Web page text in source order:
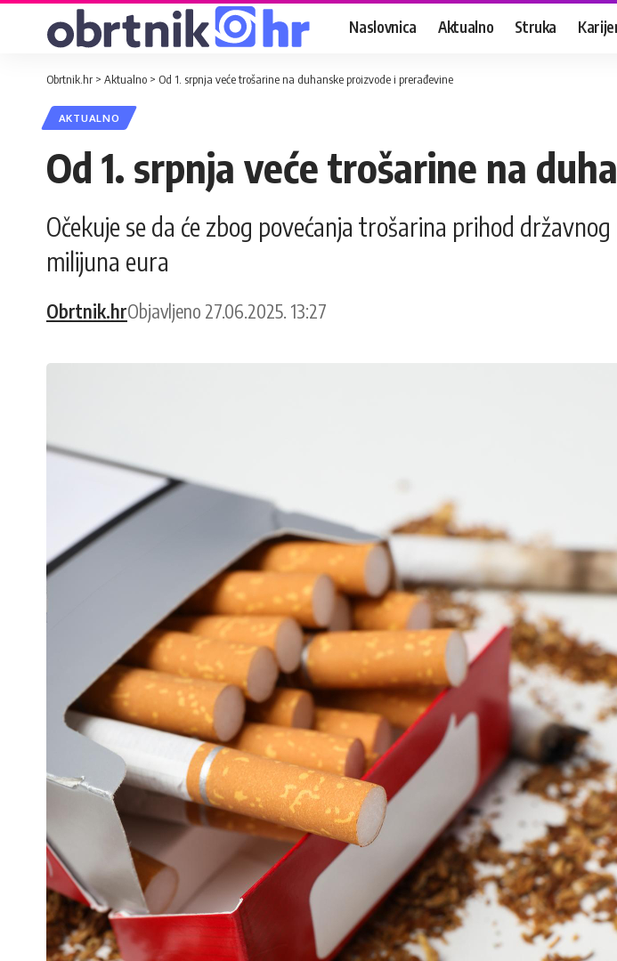
Naslovnica Aktualno Struka
Obrtnik.hr > Aktualno > Od 1. srpnja veće trošarine na duhanske proizvode i prerađevine
AKTUALNO
Od 1. srpnja veće trošarine na
Očekuje se da će zbog povećanja trošarina prihod
milijuna eura
Obrtnik.hrObjavljeno 27.06.2025. 13:27